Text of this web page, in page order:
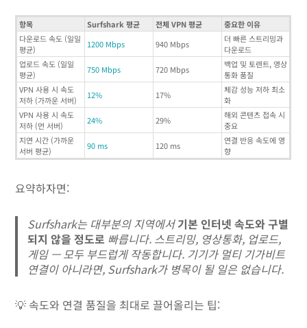
항목 Surfshark 평균 전체 VPN 평균
중요한 이유
다운로드 속도 (일일
평균)
1200 Mbps 940 Mbps
더 빠른 스트리밍과
다운로드
업로드 속도 (일일
평균)
750 Mbps 720 Mbps
백업 및 토렌트, 영상
통화 품질
VPN 사용 시 속도
저하 (가까운 서버)
12% 17%
체감 성능 저하 최소
화
VPN 사용 시 속도
저하 (먼 서버)
24% 29%
해외 콘텐츠 접속 시
중요
지연 시간 (가까운
서버 평균)
90 ms 120 ms
연결 반응 속도에 영
향
요약하자면:
Surfshark는 대부분의 지역에서기본 인터넷 속도와 구별
되지 않을 정도로 빠릅니다. 스트리밍, 영상통화, 업로드,
게임 — 모두 부드럽게 작동합니다. 기기가 멀티 기가비트
연결이 아니라면, Surfshark가 병목이 될 일은 없습니다.
💡 속도와 연결 품질을 최대로 끌어올리는 팁: